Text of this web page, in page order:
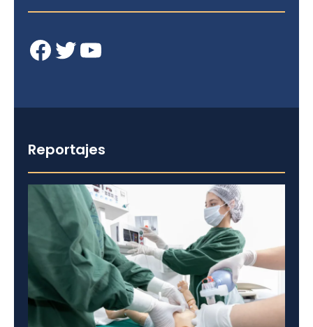
Facebook Twitter YouTube
Reportajes